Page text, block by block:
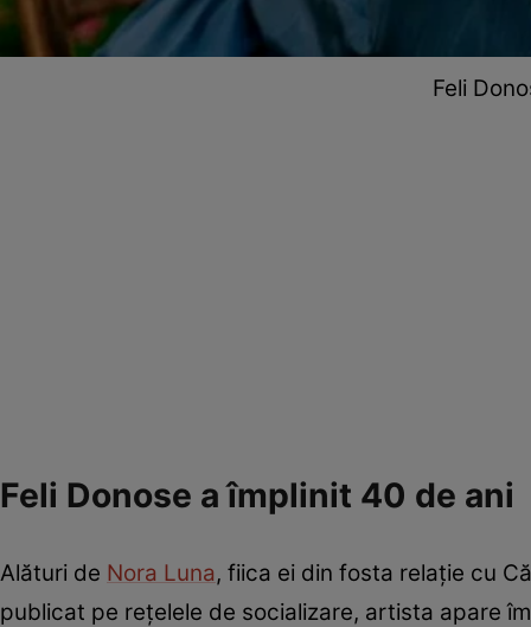
Feli
Feli Donose a împlinit 40 de ani
Alături de Nora Luna, fiica ei din fosta relație cu
publicat pe rețelele de socializare, artista apare